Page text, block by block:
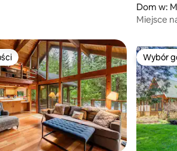
Dom w:
Miejsce
Wybór
Wybór